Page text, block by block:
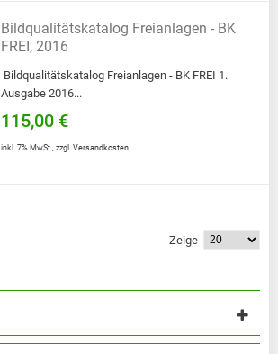
Bildqualitätskatalog Freianlagen - BK
FREI, 2016
Bildqualitätskatalog Freianlagen - BK FREI 1.
Ausgabe 2016...
115,00 €
inkl. 7% MwSt., zzgl. Versandkosten
Zeige